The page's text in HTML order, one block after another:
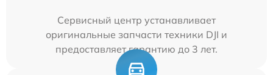
Сервисный центр устанавливает
оригинальные запчасти техники DJI и
предоставляет гарантию до 3 лет.